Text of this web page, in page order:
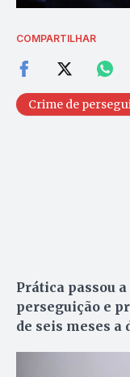
COMPARTILHAR
Crime de
Prática passou
perseguição e
de seis meses